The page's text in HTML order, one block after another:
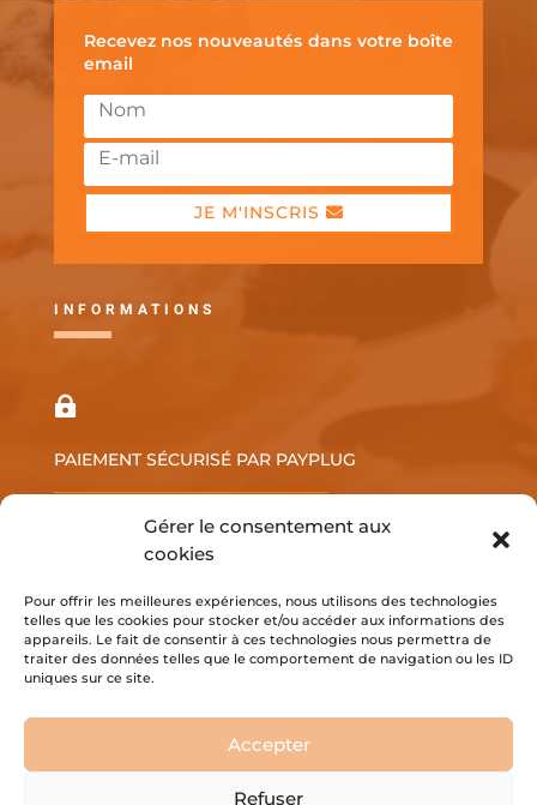
Gérer le consentement aux
cookies
Pour offrir les meilleures expériences, nous utilisons des technologies
telles que les cookies pour stocker et/ou accéder aux informations des
appareils. Le fait de consentir à ces technologies nous permettra de
traiter des données telles que le comportement de navigation ou les ID
uniques sur ce site.
Accepter
Refuser
Recevez nos nouveautés dans votre boîte
email
JE M'INSCRIS
INFORMATIONS

PAIEMENT SÉCURISÉ PAR PAYPLUG
Mentions Légales
CGV
Mon compte